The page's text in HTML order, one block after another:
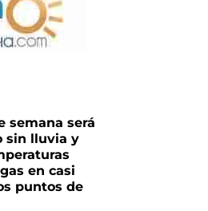
semana será
sin lluvia y
en casi
puntos de